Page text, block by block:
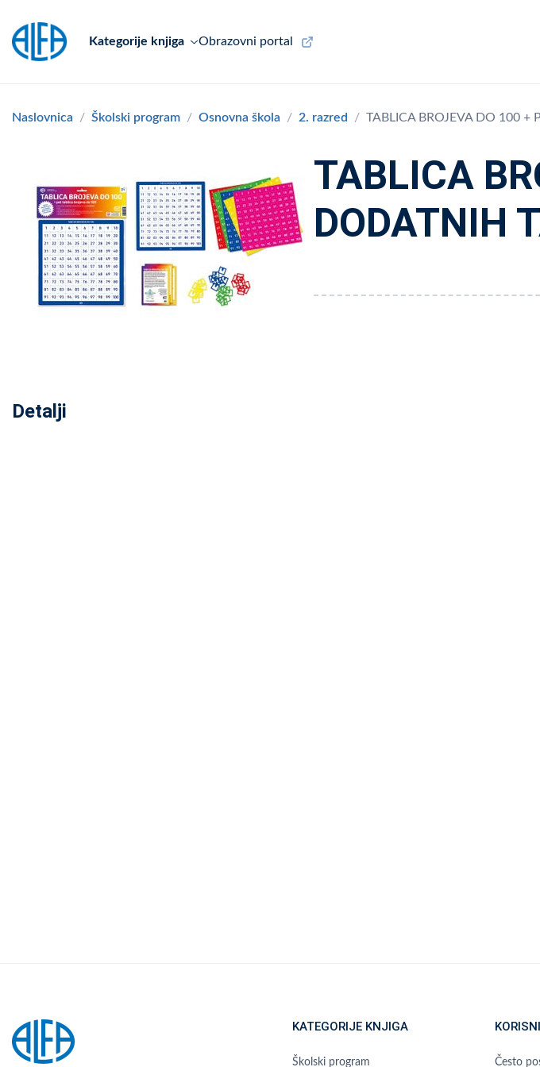
Kategorije knjiga Obrazovni portal
Naslovnica Školski program Osnovna škola 2. razred TABLICA BROJEVA DO 100 +
TABLICA
DODATNIH
Detalji
KATEGORIJE KNJIGA
Školski program Često